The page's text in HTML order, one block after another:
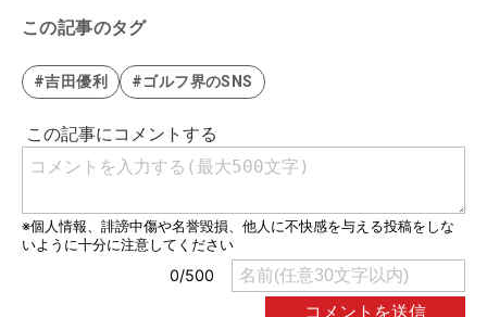
この記事のタグ
#吉田優利 #ゴルフ界のSNS